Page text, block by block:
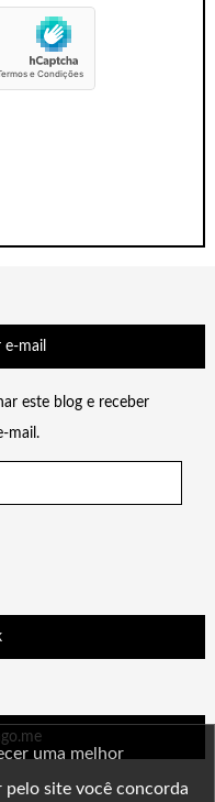
mail
este blog e receber
mail.
uma melhor
pelo site você concorda